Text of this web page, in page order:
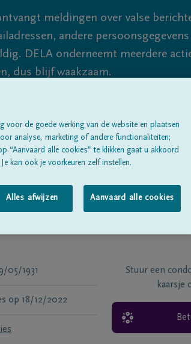
meldingen over valse
andere
DELA onderneemt meerdere
dus blijf waakzaam.
Alle rouwberichtenOver ons
05/1931
op 18/12/2022
Stuur een
kaarsje
de goede werking van de website en plaatsen
analyse, marketing of andere functionaliteiten;
“Aanvaard alle cookies” te klikken gaat u akkoord
kan ook je voorkeuren zelf instellen.
Alles afwijzen Aanvaard alle cookies